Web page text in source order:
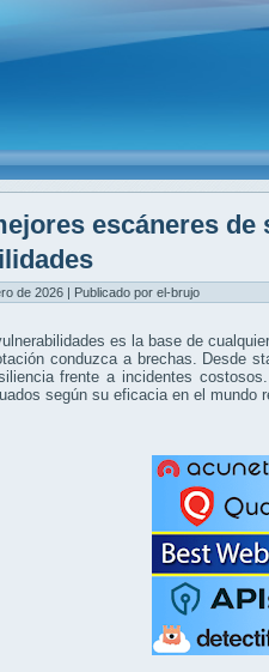
escáneres de
de 2026 | Publicado por el-brujo
es la base de
conduzca a brechas. Desde
frente a incidentes
según su eficacia en el